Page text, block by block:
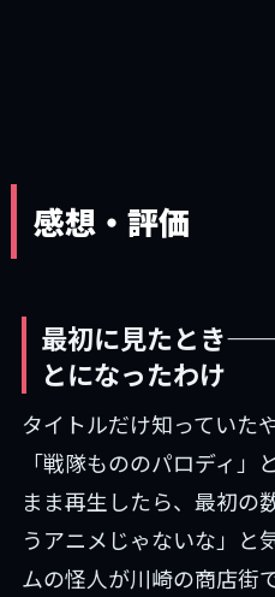
感想・評価
最初に見たとき
とになったわけ
タイトルだけ知っていた
「戦隊もののパロディ
まま再生したら、最初の
うアニメじゃないな」と
ムの怪人が川崎の商店街